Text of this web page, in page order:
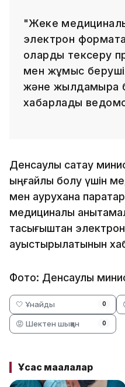
"Жеке
электрон
оларды тексеру
мен жұмыс
және жылдамырақ
хабарлады
Денсаулық сақтау
ыңғайлы болу үшін
мен аурухана
медициналық
тасығыштан
ауыстырылатынын
Фото: Денсаулық
🤍 Ұнайды 0
😡 Шектен шыққан 0
Ұқсас мақалалар